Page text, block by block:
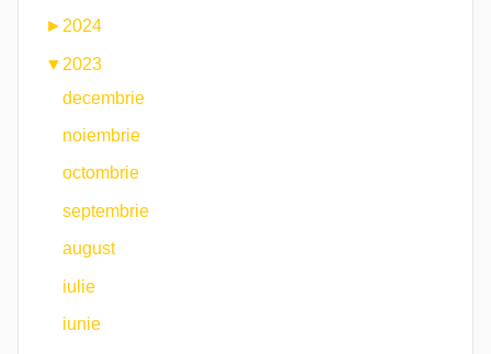
► 2024
▼ 2023
decembrie
noiembrie
octombrie
septembrie
august
iulie
iunie